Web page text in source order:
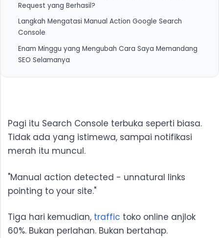
3. Kapan Harus Menghubungi Pemilik Situs untuk
Hapus Link
2. Cara Upload Disavow File dan Memverifikasi
Prosesnya
Request yang Berhasil?
1. Perbedaan Manual Action dan Algorithmic Penalty
dalam Satu Penjelasan Ringkas
2. Anatomi Reconsideration Request Google yang
Berhasil pada Percobaan Kedua
Langkah Mengatasi Manual Action Google Search
Console
Enam Minggu yang Mengubah Cara Saya Memandang
SEO Selamanya
Pagi itu Search Console terbuka seperti biasa.
Tidak ada yang istimewa, sampai notifikasi
merah itu muncul.
"Manual action detected - unnatural links
pointing to your site."
Tiga hari kemudian, traffic toko online anjlok
60%. Bukan perlahan. Bukan bertahap.